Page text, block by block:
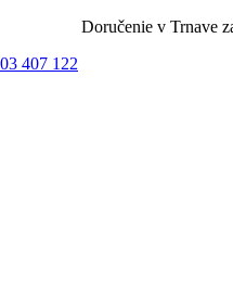
Doručenie v Trnave
407 122